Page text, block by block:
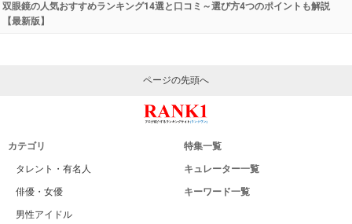
双眼鏡の人気おすすめランキング14選と口コミ～選び方4つのポイントも解説
【最新版】
ページの先頭へ
カテゴリ
タレント・有名人
俳優・女優
男性アイドル
特集一覧
キュレーター一覧
キーワード一覧